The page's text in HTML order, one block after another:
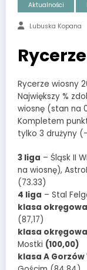
Aktualności
Lubuska Kopana
Rycerze wiosny
Największy %
wiosnę (stan na
Kompletem
tylko 3 drużyny
3 liga – Śląsk II
na wiosnę),
(73.33)
4 liga – Stal
klasa
(87,17)
klasa
Mostki (100,00)
klasa A